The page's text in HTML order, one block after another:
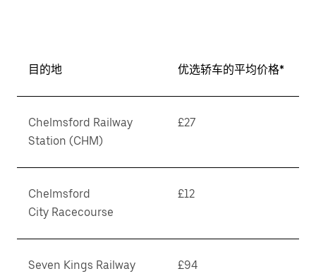
目的地 优选轿车的平均价格*
Chelmsford Railway
Station (CHM)
£27
Chelmsford
City Racecourse
£12
Seven Kings Railway
£94